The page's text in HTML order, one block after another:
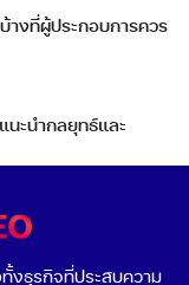
างที่ผู้ประกอบการควร
ะนำกลยุทธ์และ
ธ์การเข้าสู่ตลาดต่าง
งธุรกิจที่ประสบความ